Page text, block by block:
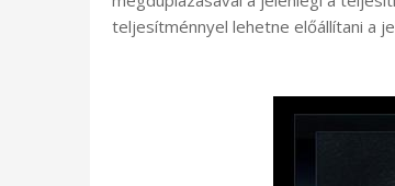
teljesítménnyel lehetne előállítani a